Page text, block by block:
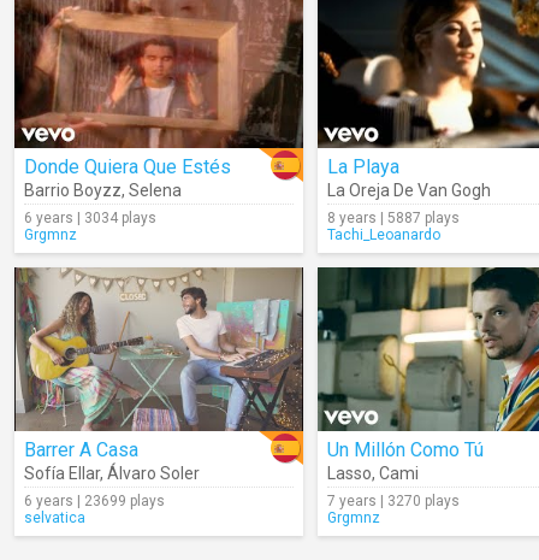
Donde Quiera Que Estés
Barrio Boyzz, Selena
6 years | 3034 plays
Grgmnz
La Playa
La Oreja De Van Gogh
8 years | 5887 plays
Tachi_Leoanardo
Barrer A Casa
Sofía Ellar, Álvaro Soler
6 years | 23699 plays
selvatica
Un Millón Como Tú
Lasso, Cami
7 years | 3270 plays
Grgmnz